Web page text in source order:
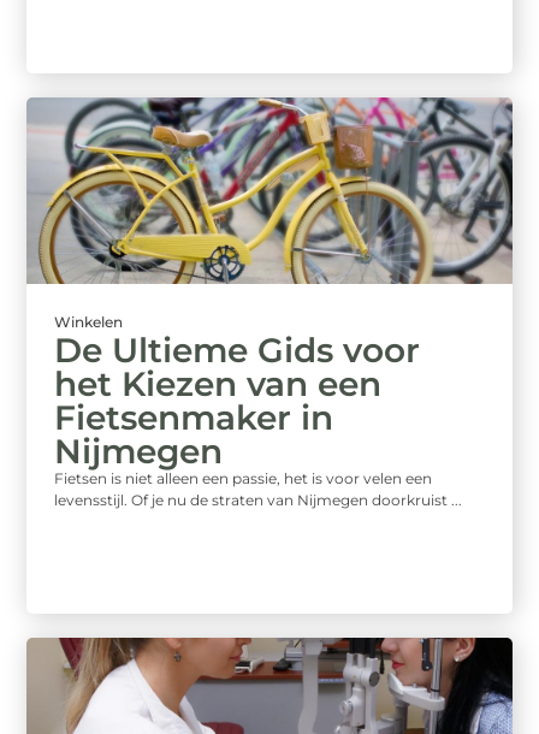
Winkelen
De Ultieme Gids voor
het Kiezen van een
Fietsenmaker in
Nijmegen
Fietsen is niet alleen een passie, het is voor velen een
levensstijl. Of je nu de straten van Nijmegen doorkruist ...